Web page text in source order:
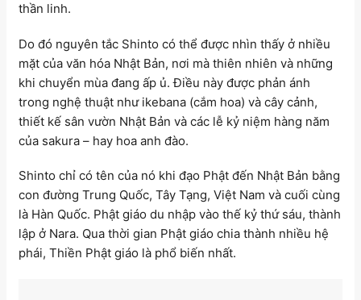
thần linh.
Do đó nguyên tắc Shinto có thể được nhìn thấy ở nhiều
mặt của văn hóa Nhật Bản, nơi mà thiên nhiên và những
khi chuyển mùa đang ấp ủ. Điều này được phản ánh
trong nghệ thuật như ikebana (cắm hoa) và cây cảnh,
thiết kế sân vườn Nhật Bản và các lễ kỷ niệm hàng năm
của sakura – hay hoa anh đào.
Shinto chỉ có tên của nó khi đạo Phật đến Nhật Bản bằng
con đường Trung Quốc, Tây Tạng, Việt Nam và cuối cùng
là Hàn Quốc. Phật giáo du nhập vào thế kỷ thứ sáu, thành
lập ở Nara. Qua thời gian Phật giáo chia thành nhiều hệ
phái, Thiền Phật giáo là phổ biến nhất.